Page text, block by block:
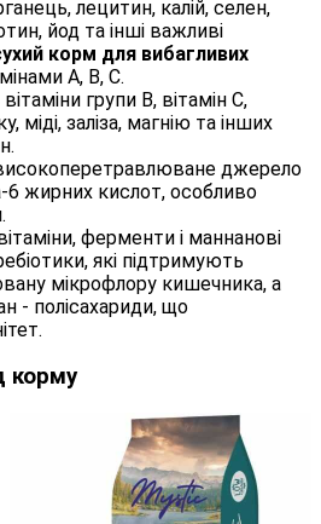
лецитин, калій, селен,
йод та інші важливі
корм для вибагливих
А, В, С.
групи B, вітамін С,
міді, заліза, магнію та інших
джерело
6 жирних кислот, особливо
ферменти і маннанові
які підтримують
мікрофлору кишечника, а
- полісахариди, що
корму